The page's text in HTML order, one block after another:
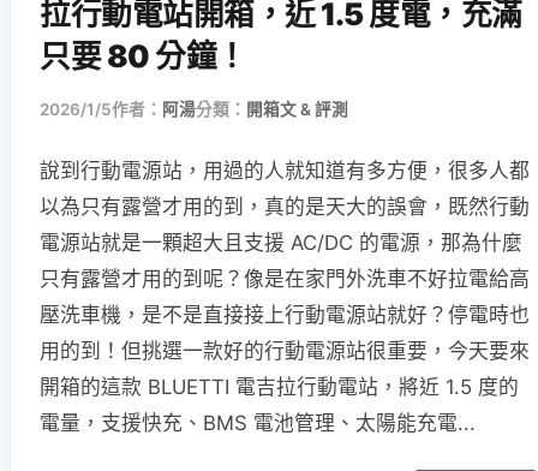
拉行動電站開箱，近 1.5 度電，充滿
只要 80 分鐘！
2026/1/5作者： 阿湯分類： 開箱文 & 評測
說到行動電源站，用過的人就知道有多方便，很多人都
以為只有露營才用的到，真的是天大的誤會，既然行動
電源站就是一顆超大且支援 AC/DC 的電源，那為什麼
只有露營才用的到呢？像是在家門外洗車不好拉電給高
壓洗車機，是不是直接接上行動電源站就好？停電時也
用的到！但挑選一款好的行動電源站很重要，今天要來
開箱的這款 BLUETTI 電吉拉行動電站，將近 1.5 度的
電量，支援快充、BMS 電池管理、太陽能充電...